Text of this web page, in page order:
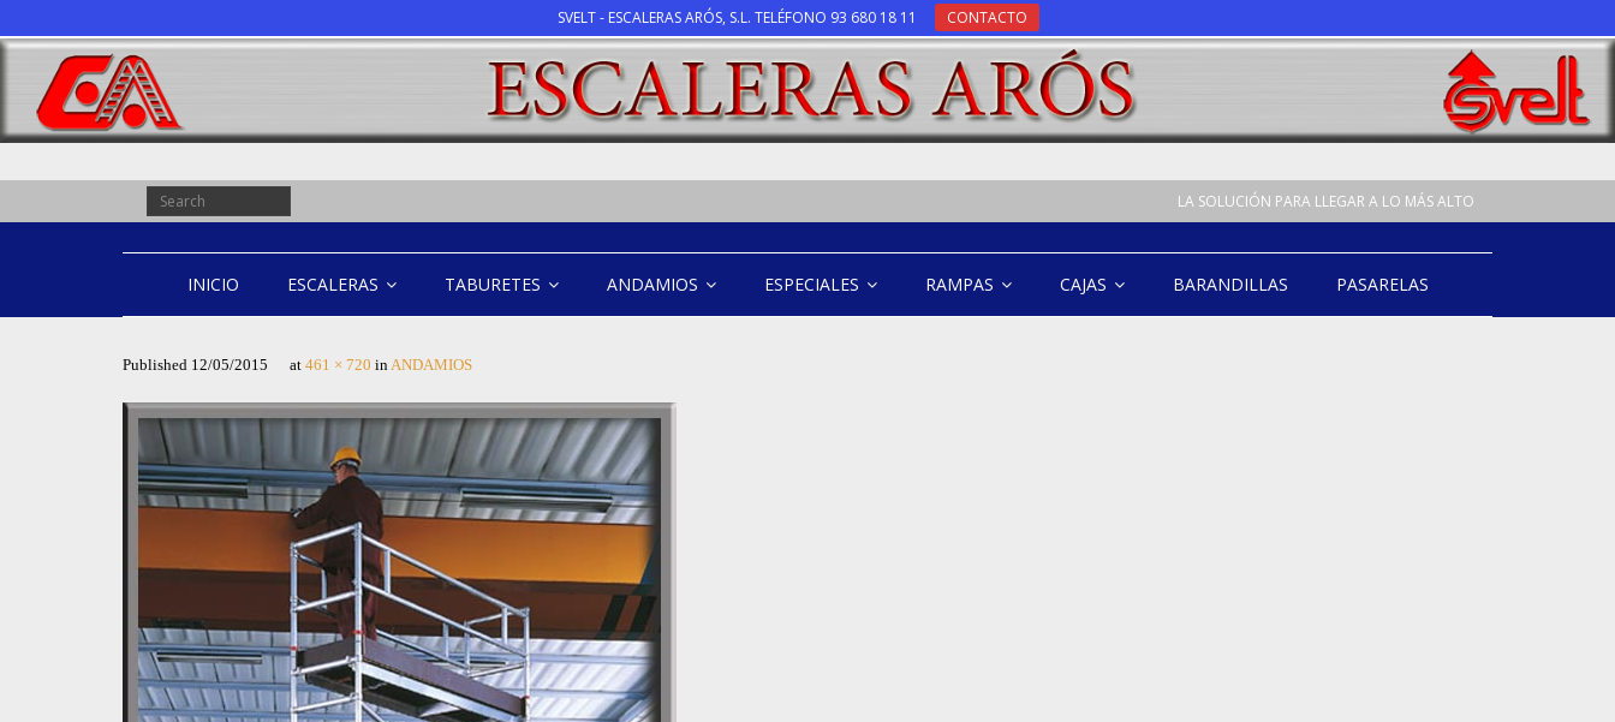
SVELT - ESCALERAS ARÓS, S.L. TELÉFONO 93 680 18 11 CONTACTO
LA SOLUCIÓN PARA LLEGAR A LO MÁS ALTO
INICIO ESCALERAS TABURETES ANDAMIOS ESPECIALES RAMPAS CAJAS BARANDILLAS PASARELAS
Published 12/05/2015 at 461 × 720 inANDAMIOS